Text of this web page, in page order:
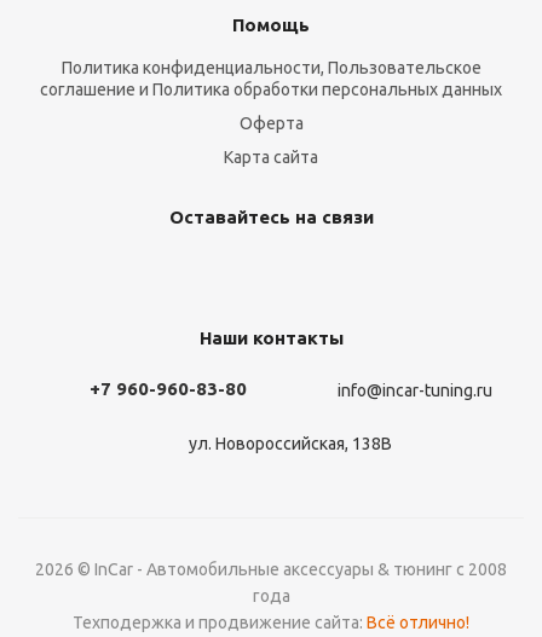
Помощь
Политика конфиденциальности, Пользовательское
соглашение и Политика обработки персональных данных
Оферта
Карта сайта
Оставайтесь на связи
Наши контакты
+7 960-960-83-80 info@incar-tuning.ru
ул. Новороссийская, 138В
2026 © InCar - Автомобильные аксессуары & тюнинг с 2008
года
Техподержка и продвижение сайта: Всё отлично!